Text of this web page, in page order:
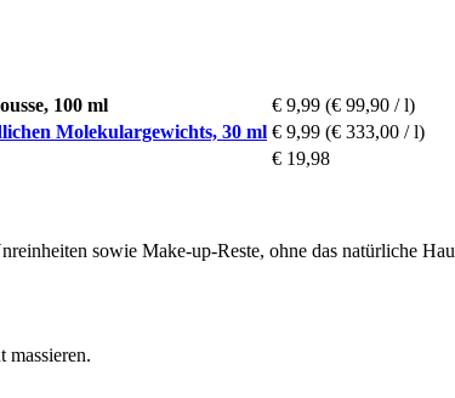
100 ml € 9,99 (€ 99,90 / l)
Molekulargewichts, 30 ml € 9,99 (€ 333,00 / l)
€ 19,98
sowie Make-up-Reste, ohne das natürliche
massieren.